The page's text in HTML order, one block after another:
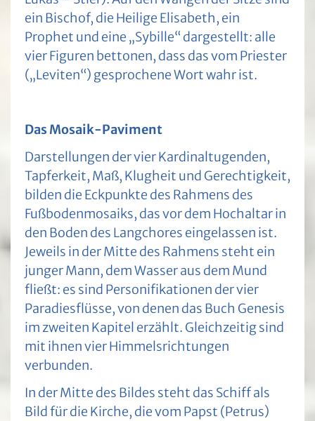
ein Bischof, die Heilige Elisabeth, ein
Prophet und eine „Sybille“ dargestellt: alle
vier Figuren bettonen, dass das vom Priester
(„Leviten“) gesprochene Wort wahr ist.
Das Mosaik-Paviment
Darstellungen der vier Kardinaltugenden,
Tapferkeit, Maß, Klugheit und Gerechtigkeit,
bilden die Eckpunkte des Rahmens des
Fußbodenmosaiks, das vor dem Hochaltar in
den Boden des Langchores eingelassen ist.
Jeweils in der Mitte des Rahmens steht ein
junger Mann, dem Wasser aus dem Mund
fließt: es sind Personifikationen der vier
Paradiesflüsse, von denen das Buch Genesis
im zweiten Kapitel erzählt. Gleichzeitig sind
mit ihnen vier Himmelsrichtungen
verbunden.
In der Mitte des Bildes steht das Schiff als
Bild für die Kirche, die vom Papst (Petrus)